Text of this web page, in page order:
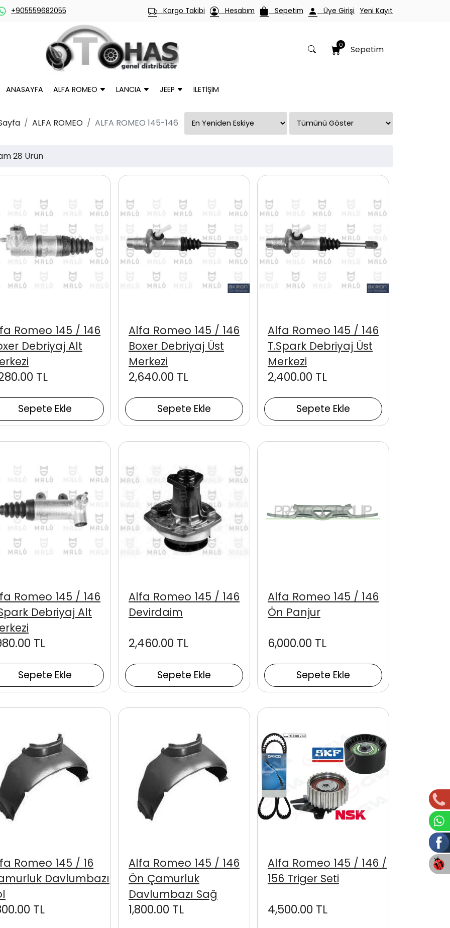
+905559682055 Kargo Takibi Hesabım Sepetim Üye Girişi Yeni Kayıt
Sepetim
0
ANASAYFA ALFA ROMEO LANCIA JEEP İLETİŞİM
ALFA ROMEO ALFA ROMEO 145-146
28 Ürün
Sepete Ekle
Romeo 145 / 146
Debriyaj Alt
TL
Sepete Ekle
Alfa Romeo 145 / 146
Boxer Debriyaj Üst
Merkezi
2,640.00 TL
Sepete Ekle
Alfa Romeo 145 / 146
T.Spark Debriyaj Üst
Merkezi
2,400.00 TL
Sepete Ekle
Romeo 145 / 146
Debriyaj Alt
TL
Sepete Ekle
Alfa Romeo 145 / 146
Devirdaim
2,460.00 TL
Sepete Ekle
Alfa Romeo 145 / 146
Ön Panjur
6,000.00 TL
Romeo 145 / 16
Davlumbazı
TL
Alfa Romeo 145 / 146
Ön Çamurluk
Davlumbazı Sağ
1,800.00 TL
Alfa Romeo 145 / 146 /
156 Triger Seti
4,500.00 TL